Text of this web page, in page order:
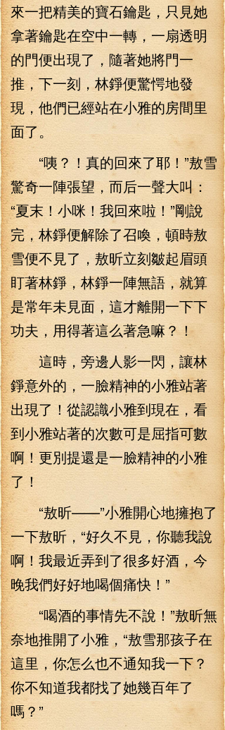
來一把精美的寶石鑰匙，只見她
拿著鑰匙在空中一轉，一扇透明
的門便出現了，隨著她將門一
推，下一刻，林錚便驚愕地發
現，他們已經站在小雅的房間里
面了。
“咦？！真的回來了耶！”敖雪
驚奇一陣張望，而后一聲大叫：
“夏末！小咪！我回來啦！”剛說
完，林錚便解除了召喚，頓時敖
雪便不見了，敖昕立刻皺起眉頭
盯著林錚，林錚一陣無語，就算
是常年未見面，這才離開一下下
功夫，用得著這么著急嘛？！
這時，旁邊人影一閃，讓林
錚意外的，一臉精神的小雅站著
出現了！從認識小雅到現在，看
到小雅站著的次數可是屈指可數
啊！更別提還是一臉精神的小雅
了！
“敖昕——”小雅開心地擁抱了
一下敖昕，“好久不見，你聽我說
啊！我最近弄到了很多好酒，今
晚我們好好地喝個痛快！”
“喝酒的事情先不說！”敖昕無
奈地推開了小雅，“敖雪那孩子在
這里，你怎么也不通知我一下？
你不知道我都找了她幾百年了
嗎？”